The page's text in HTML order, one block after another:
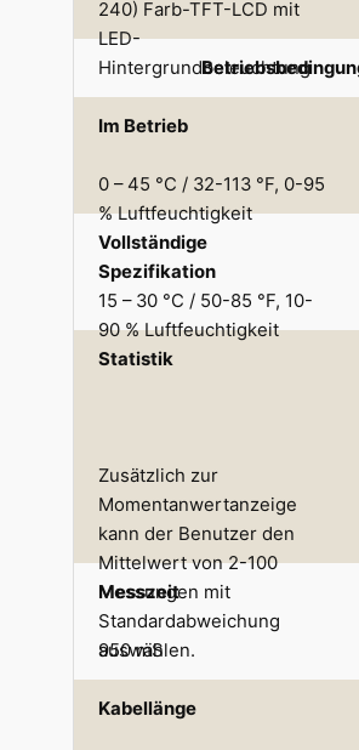
240) Farb-TFT-LCD mit
LED-
Hintergrundbeleuchtung
Im Betrieb
0 – 45 °C / 32-113 °F, 0-95
% Luftfeuchtigkeit
Vollständige
Spezifikation
15 – 30 °C / 50-85 °F, 10-
90 % Luftfeuchtigkeit
Statistik
Zusätzlich zur
Momentanwertanzeige
kann der Benutzer den
Mittelwert von 2-100
Messungen mit
Standardabweichung
auswählen.
Messzeit
950 mS
Kabellänge